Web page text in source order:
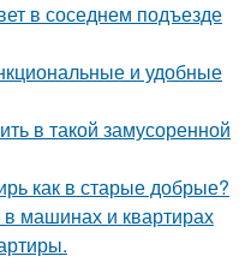
в соседнем подъезде
и удобные
в такой замусоренной
как в старые добрые?
машинах и квартирах